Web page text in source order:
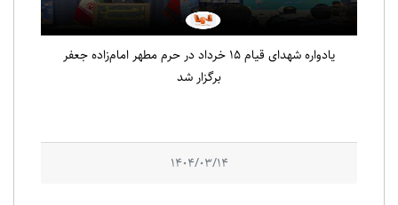
یادواره شهدای قیام ۱۵ خرداد در حرم مطهر امام‌زاده جعفر
برگزار شد
1404/03/14